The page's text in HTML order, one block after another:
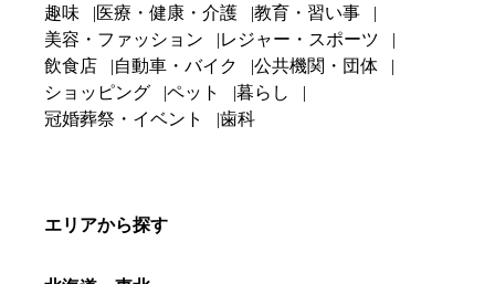
趣味
医療・健康・介護
教育・習い事
美容・ファッション
レジャー・スポーツ
飲食店
自動車・バイク
公共機関・団体
ショッピング
ペット
暮らし
冠婚葬祭・イベント
歯科
エリアから探す